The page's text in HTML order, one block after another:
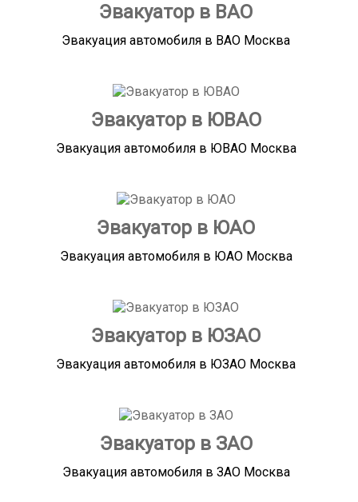
Эвакуатор в ВАО
Эвакуация автомобиля в ВАО Москва
Эвакуатор в ЮВАО
Эвакуация автомобиля в ЮВАО Москва
Эвакуатор в ЮАО
Эвакуация автомобиля в ЮАО Москва
Эвакуатор в ЮЗАО
Эвакуация автомобиля в ЮЗАО Москва
Эвакуатор в ЗАО
Эвакуация автомобиля в ЗАО Москва